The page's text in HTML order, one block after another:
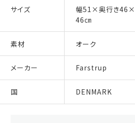
サイズ
幅51×奥行き46×
46㎝
素材 オーク
メーカー Farstrup
国 DENMARK